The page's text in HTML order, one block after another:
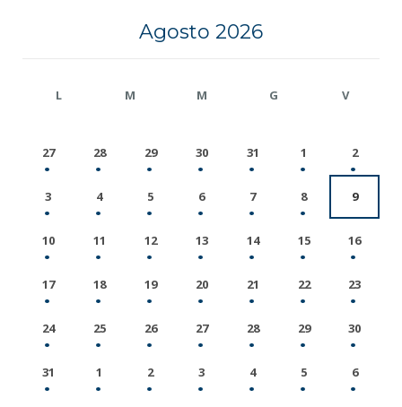
Agosto 2026
L M M G V
27 28 29 30 31 1 2
3 4 5 6 7 8 9
10 11 12 13 14 15 16
17 18 19 20 21 22 23
24 25 26 27 28 29 30
31 1 2 3 4 5 6